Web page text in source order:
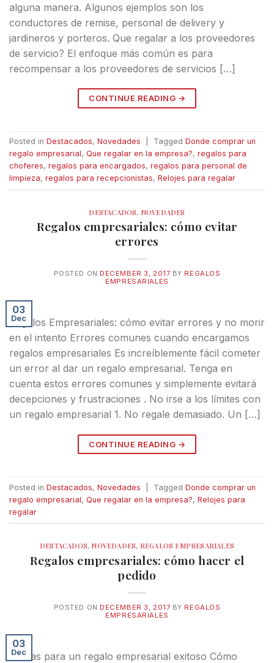
alguna manera. Algunos ejemplos son los
conductores de remise, personal de delivery y
jardineros y porteros. Que regalar a los proveedores
de servicio? El enfoque más común es para
recompensar a los proveedores de servicios […]
CONTINUE READING →
Posted in Destacados, Novedades Tagged Donde comprar un
regalo empresarial, Que regalar en la empresa?, regalos para
choferes, regalos para encargados, regalos para personal de
limpieza, regalos para recepcionistas, Relojes para regalar
DESTACADOS, NOVEDADES
Regalos empresariales: cómo evitar
errores
POSTED ON DECEMBER 3, 2017 BY REGALOS
EMPRESARIALES
03
Dec
Regalos Empresariales: cómo evitar errores y no morir
en el intento Errores comunes cuando encargamos
regalos empresariales Es increíblemente fácil cometer
un error al dar un regalo empresarial. Tenga en
cuenta estos errores comunes y simplemente evitará
decepciones y frustraciones . No irse a los límites con
un regalo empresarial 1. No regale demasiado. Un […]
CONTINUE READING →
Posted in Destacados, Novedades Tagged Donde comprar un
regalo empresarial, Que regalar en la empresa?, Relojes para
regalar
DESTACADOS, NOVEDADES, REGALOS EMPRESARIALES
Regalos empresariales: cómo hacer el
pedido
POSTED ON DECEMBER 3, 2017 BY REGALOS
EMPRESARIALES
03
Dec
Pautas para un regalo empresarial exitoso Cómo